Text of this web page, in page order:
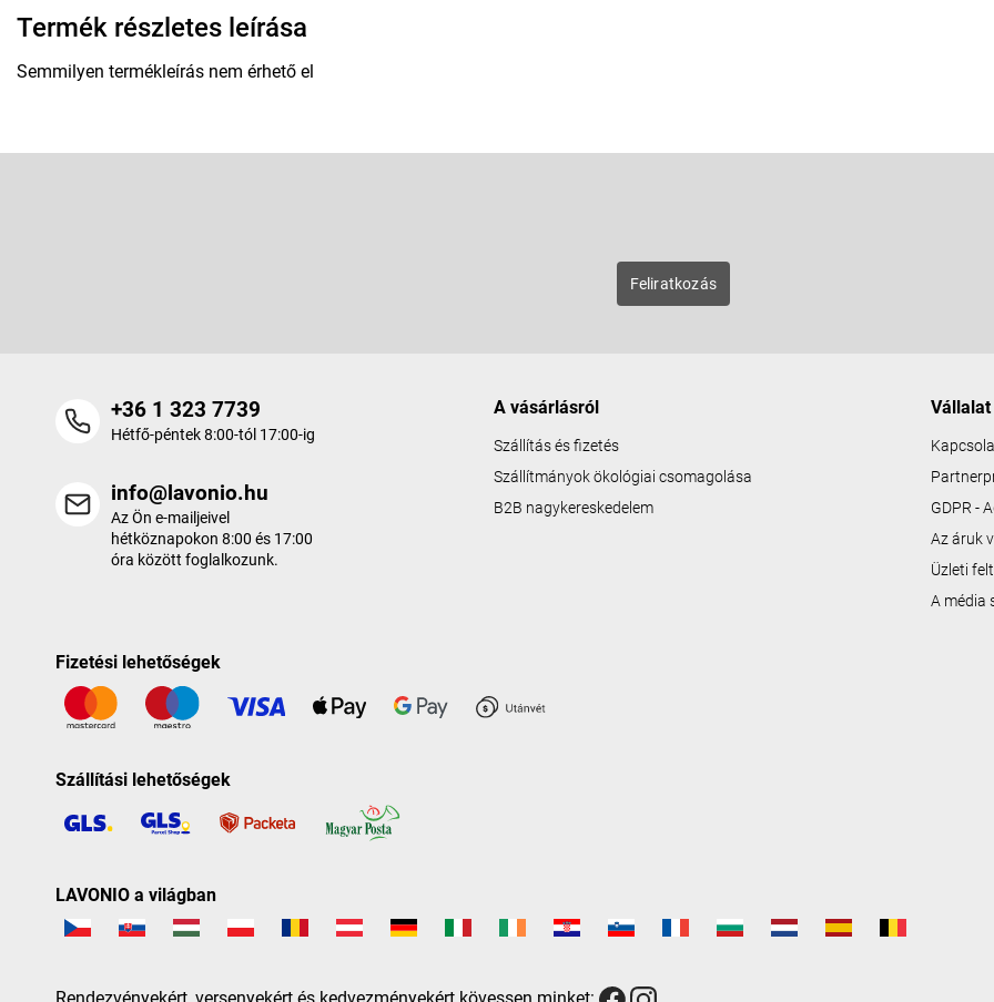
Termék részletes leírása
Semmilyen termékleírás nem érhető el
Feliratkozás
+36 1 323 7739
Hétfő-péntek 8:00-tól 17:00-ig
info@lavonio.hu
Az Ön e-mailjeivel
hétköznapokon 8:00 és 17:00
óra között foglalkozunk.
A vásárlásról
Szállítás és fizetés
Szállítmányok ökológiai csomagolása
B2B nagykereskedelem
Vállalat
GDPR -
Az áruk
Üzleti
A média
Fizetési lehetőségek
Szállítási lehetőségek
LAVONIO a világban